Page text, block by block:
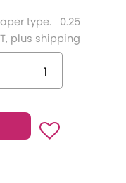
type.
0.25
plus shipping